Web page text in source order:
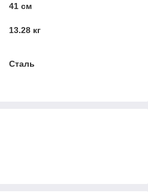
41 см
13.28 кг
Сталь